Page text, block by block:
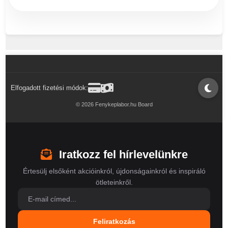
Elfogadott fizetési módok:
© 2026 Fenykeplabor.hu Board
Iratkozz fel hírlevelünkre
Értesülj elsőként akcióinkról, újdonságainkról és inspiráló
ötleteinkről.
Feliratkozás